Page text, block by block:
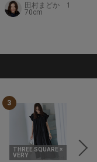
田村まどか 1
70cm
3
THREE SQUARE ×
VERY